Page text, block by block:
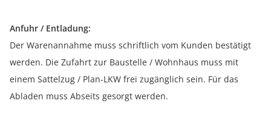
Anfuhr / Entladung:
Der Warenannahme muss schriftlich vom Kunden bestätigt
werden. Die Zufahrt zur Baustelle / Wohnhaus muss mit
einem Sattelzug / Plan-LKW frei zugänglich sein. Für das
Abladen muss Abseits gesorgt werden.